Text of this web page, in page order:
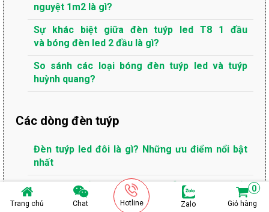
nguyệt 1m2 là gì?
Sự khác biệt giữa đèn tuýp led T8 1 đầu
và bóng đèn led 2 đầu là gì?
So sánh các loại bóng đèn tuýp led và tuýp
huỳnh quang?
Các dòng đèn tuýp
Đèn tuýp led đôi là gì? Những ưu điểm nổi bật
nhất
Đèn led 6 tấc là gì? Một vài mẫu đèn led 6 tấc
tiêu biểu?
Trang chủ Chat Hotline Zalo Giỏ hàng
0